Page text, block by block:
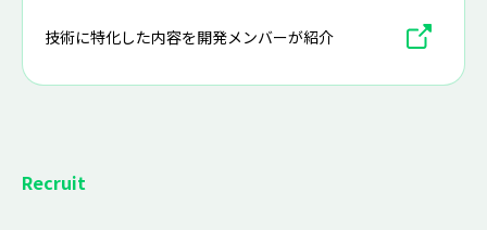
技術に特化した内容を開発メンバーが紹介
Recruit